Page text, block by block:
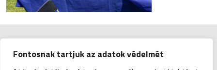
Fontosnak tartjuk az adatok védelmét
Impresszum|Admin
© Copyright 2026 Zala Vármegyei Kereskedelmi és